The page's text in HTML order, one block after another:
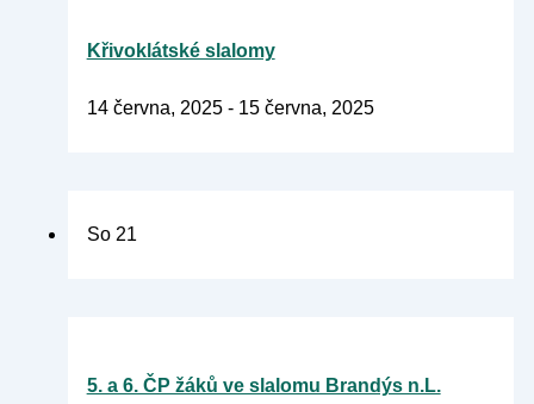
Křivoklátské slalomy
14 června, 2025- 15 června, 2025
So 21
5. a 6. ČP žáků ve slalomu Brandýs n.L.